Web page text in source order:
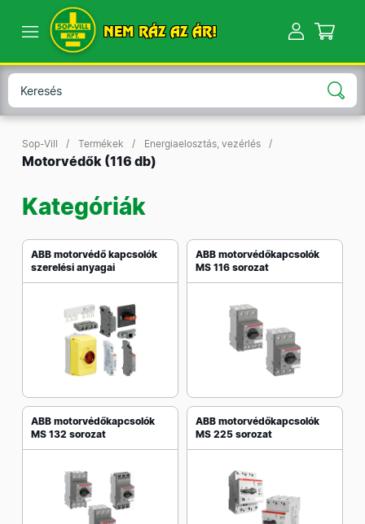
NEM RÁZ AZ ÁR!
Sop-Vill Termékek Energiaelosztás, vezérlés
Motorvédők (116 db)
Kategóriák
ABB motorvédő kapcsolók
szerelési anyagai
ABB motorvédőkapcsolók
MS 116 sorozat
ABB motorvédőkapcsolók
MS 132 sorozat
ABB motorvédőkapcsolók
MS 225 sorozat